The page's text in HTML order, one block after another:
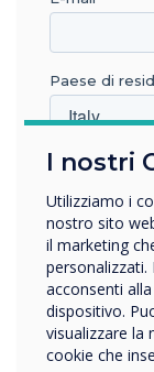
“
I premi
all'ISE
I nostri
Utilizziamo i
nostro sito
il marketing
acconsenti
dispositivo.
visualizzare la
cookie che
Paese di
In quale
Impresa
Altro
Nome della
Vorremmo